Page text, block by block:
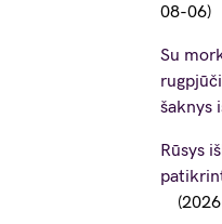
08-06
Su
šaknys
Rūsys